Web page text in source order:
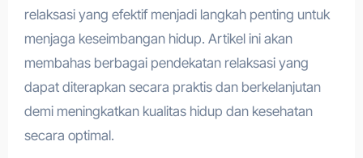
relaksasi yang efektif menjadi langkah penting untuk
menjaga keseimbangan hidup. Artikel ini akan
membahas berbagai pendekatan relaksasi yang
dapat diterapkan secara praktis dan berkelanjutan
demi meningkatkan kualitas hidup dan kesehatan
secara optimal.